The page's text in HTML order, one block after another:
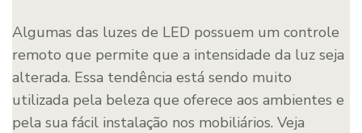
Algumas das luzes de LED possuem um controle
remoto que permite que a intensidade da luz seja
alterada. Essa tendência está sendo muito
utilizada pela beleza que oferece aos ambientes e
pela sua fácil instalação nos mobiliários. Veja